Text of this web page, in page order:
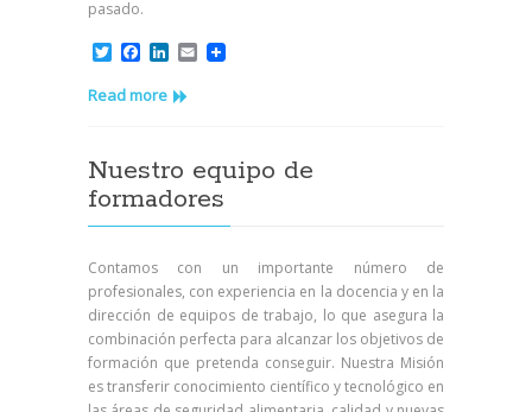
pasado.
TwitterFacebook
LinkedIn
Email
Read more
Nuestro equipo de
formadores
Contamos con un importante número de
profesionales, con experiencia en la docencia y en la
dirección de equipos de trabajo, lo que asegura la
combinación perfecta para alcanzar los objetivos de
formación que pretenda conseguir. Nuestra Misión
es transferir conocimiento científico y tecnológico en